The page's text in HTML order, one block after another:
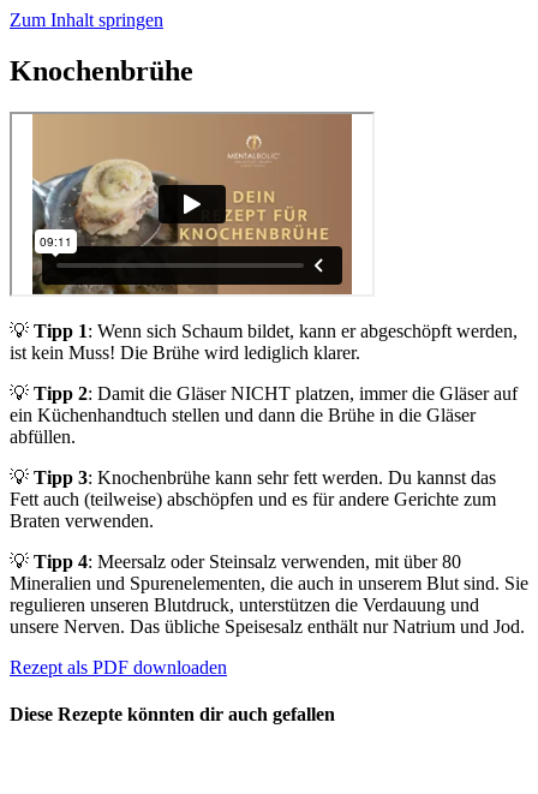
Zum Inhalt springen
Knochenbrühe
💡 Tipp 1: Wenn sich Schaum bildet, kann er abgeschöpft werden,
ist kein Muss! Die Brühe wird lediglich klarer.
💡 Tipp 2: Damit die Gläser NICHT platzen, immer die Gläser auf
ein Küchenhandtuch stellen und dann die Brühe in die Gläser
abfüllen.
💡 Tipp 3: Knochenbrühe kann sehr fett werden. Du kannst das
Fett auch (teilweise) abschöpfen und es für andere Gerichte zum
Braten verwenden.
💡 Tipp 4: Meersalz oder Steinsalz verwenden, mit über 80
Mineralien und Spurenelementen, die auch in unserem Blut sind. Sie
regulieren unseren Blutdruck, unterstützen die Verdauung und
unsere Nerven. Das übliche Speisesalz enthält nur Natrium und Jod.
Rezept als PDF downloaden
Diese Rezepte könnten dir auch gefallen